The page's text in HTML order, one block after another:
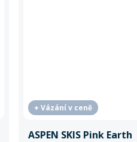
+ Vázání v ceně
ASPEN SKIS Pink Earth